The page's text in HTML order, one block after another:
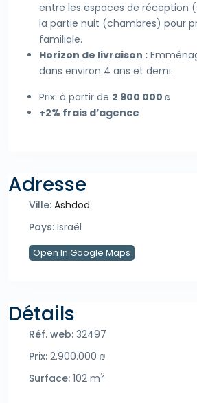
entre les espaces de réception
la partie nuit (chambres) pour
familiale.
Horizon de livraison :
dans environ 4 ans et demi.
Prix: à partir de 2 900 000 ₪
+2% frais d’agence
Adresse
Ville: Ashdod
Pays: Israël
Open In Google Maps
Détails
Réf. web: 32497
Prix: 2.900.000 ₪
Surface: 102 m2